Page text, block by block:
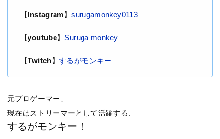
【Instagram】surugamonkey0113
【youtube】 Suruga monkey
【Twitch】するがモンキー
元プロゲーマー、
現在はストリーマーとして活躍する、
するがモンキー！